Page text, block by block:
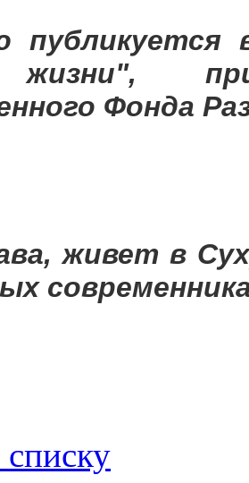
публикуется
жизни",
Фонда
живет в